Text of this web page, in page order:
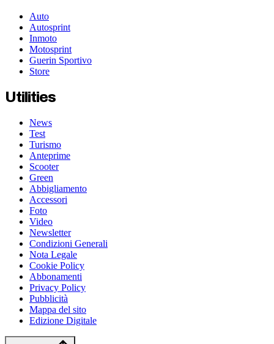
Auto
Autosprint
Inmoto
Motosprint
Guerin Sportivo
Store
Utilities
News
Test
Turismo
Anteprime
Scooter
Green
Abbigliamento
Accessori
Foto
Video
Newsletter
Condizioni Generali
Nota Legale
Cookie Policy
Abbonamenti
Privacy Policy
Pubblicità
Mappa del sito
Edizione Digitale